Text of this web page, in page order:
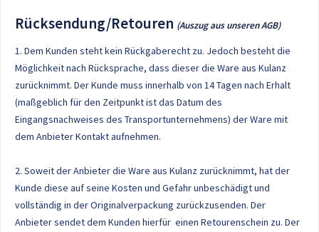
Rücksendung/Retouren (Auszug aus unseren AGB)
1. Dem Kunden steht kein Rückgaberecht zu. Jedoch besteht die
Möglichkeit nach Rücksprache, dass dieser die Ware aus Kulanz
zurücknimmt. Der Kunde muss innerhalb von 14 Tagen nach Erhalt
(maßgeblich für den Zeitpunkt ist das Datum des
Eingangsnachweises des Transportunternehmens) der Ware mit
dem Anbieter Kontakt aufnehmen.
2. Soweit der Anbieter die Ware aus Kulanz zurücknimmt, hat der
Kunde diese auf seine Kosten und Gefahr unbeschädigt und
vollständig in der Originalverpackung zurückzusenden. Der
Anbieter sendet dem Kunden hierfür einen Retourenschein zu. Der